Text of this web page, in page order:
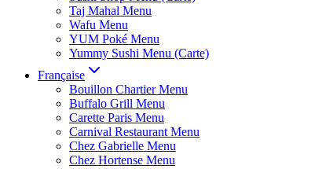
Taj Mahal Menu
Wafu Menu
YUM Poké Menu
Yummy Sushi Menu (Carte)
Française
Bouillon Chartier Menu
Buffalo Grill Menu
Carette Paris Menu
Carnival Restaurant Menu
Chez Gabrielle Menu
Chez Hortense Menu